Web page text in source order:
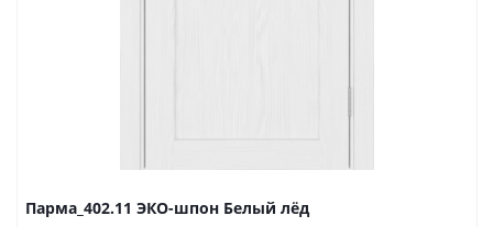
Парма_402.11 ЭКО-шпон Белый лёд